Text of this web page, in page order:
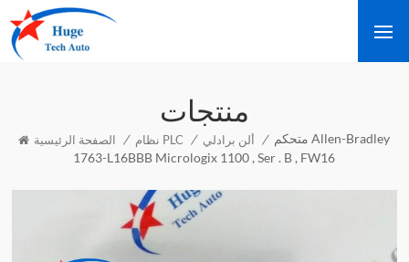
منتجات
الصفحة الرئيسية / نظام PLC / ألن برادلي / متحكم Allen-Bradley
1763-L16BBB Micrologix 1100 , Ser . B , FW16